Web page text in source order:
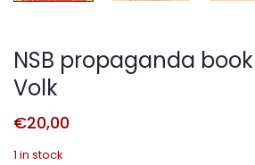
NSB propaganda
Volk
€20,00
1 in stock